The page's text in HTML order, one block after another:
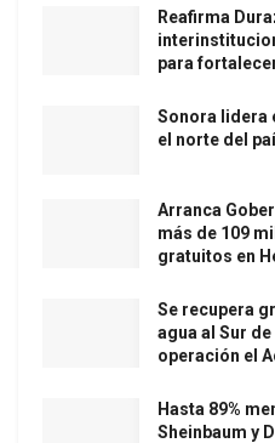
Reafirma
para
Sonora lidera
el norte del
Arranca
más de 109
gratuitos en
Se recupera
agua al Sur
operación el
Hasta 89%
Sheinbaum y